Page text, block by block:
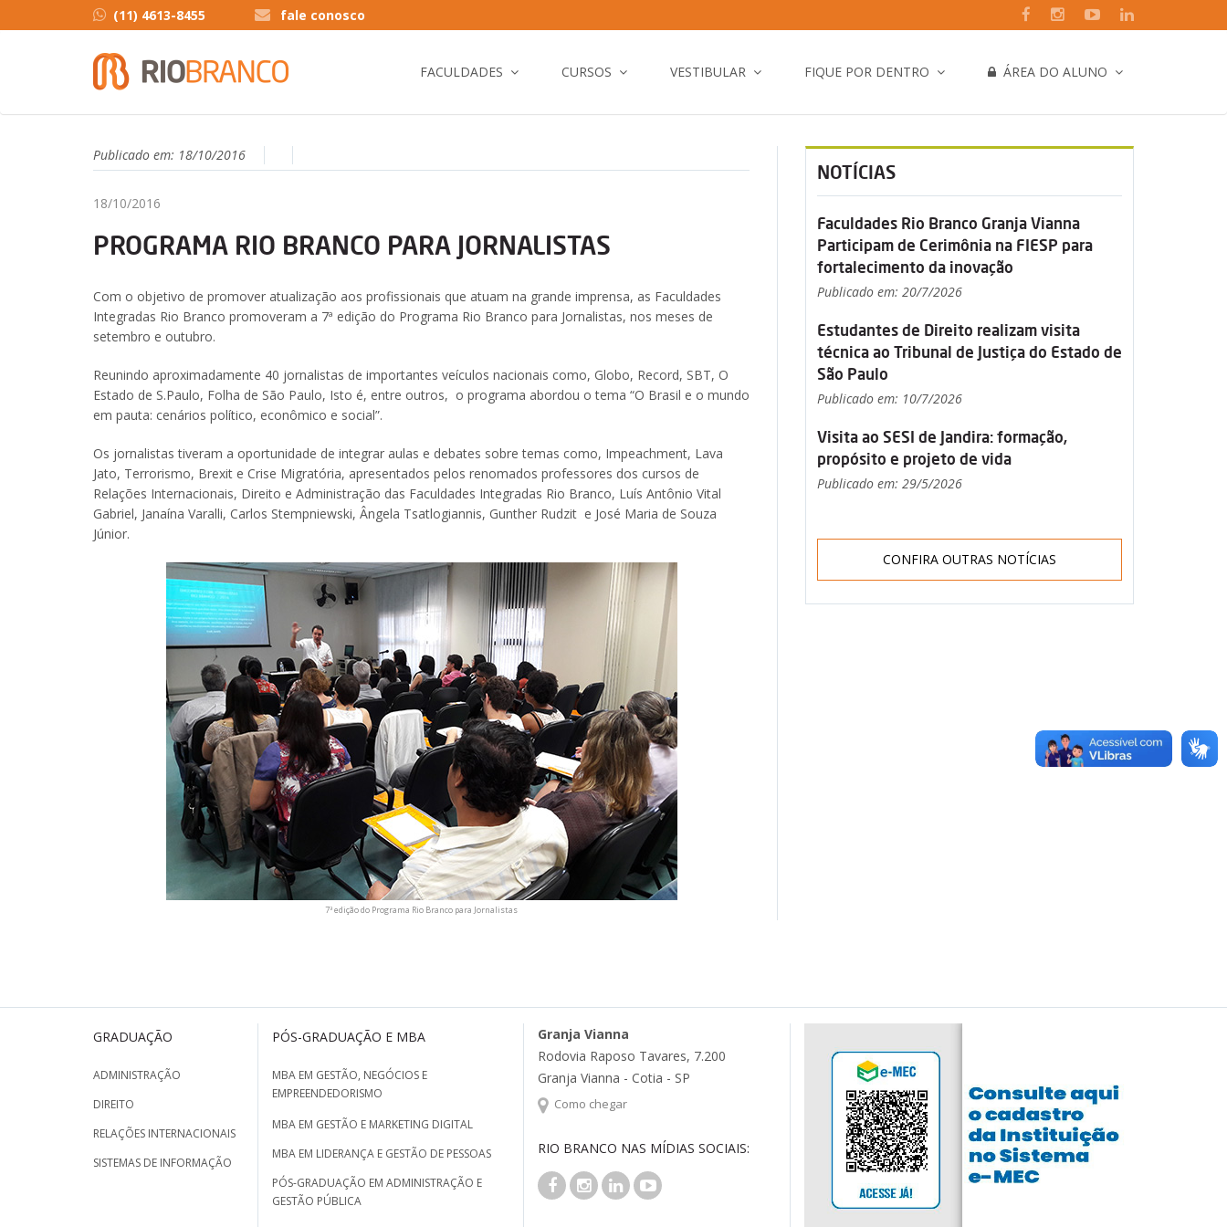
(11) 4613-8455 fale conosco
FACULDADES CURSOS VESTIBULAR FIQUE POR DENTRO ÁREA DO ALUNO
Publicado em: 18/10/2016
18/10/2016
PROGRAMA RIO BRANCO PARA JORNALISTAS
Com o objetivo de promover atualização aos profissionais que atuam na grande imprensa, as Faculdades
Integradas Rio Branco promoveram a 7ª edição do Programa Rio Branco para Jornalistas, nos meses de
setembro e outubro.
Reunindo aproximadamente 40 jornalistas de importantes veículos nacionais como, Globo, Record, SBT, O
Estado de S.Paulo, Folha de São Paulo, Isto é, entre outros, o programa abordou o tema “O Brasil e o mundo
em pauta: cenários político, econômico e social”.
Os jornalistas tiveram a oportunidade de integrar aulas e debates sobre temas como, Impeachment, Lava
Jato, Terrorismo, Brexit e Crise Migratória, apresentados pelos renomados professores dos cursos de
Relações Internacionais, Direito e Administração das Faculdades Integradas Rio Branco, Luís Antônio Vital
Gabriel, Janaína Varalli, Carlos Stempniewski, Ângela Tsatlogiannis, Gunther Rudzit e José Maria de Souza
Júnior.
7ª edição do Programa Rio Branco para Jornalistas
NOTÍCIAS
Faculdades Rio Branco Granja Vianna
Participam de Cerimônia na FIESP para
fortalecimento da inovação
Publicado em: 20/7/2026
Estudantes de Direito realizam visita
técnica ao Tribunal de Justiça do Estado de
São Paulo
Publicado em: 10/7/2026
Visita ao SESI de Jandira: formação,
propósito e projeto de vida
Publicado em: 29/5/2026
CONFIRA OUTRAS NOTÍCIAS
GRADUAÇÃO
ADMINISTRAÇÃO
DIREITO
RELAÇÕES INTERNACIONAIS
SISTEMAS DE INFORMAÇÃO
PÓS-GRADUAÇÃO E MBA
MBA EM GESTÃO, NEGÓCIOS E
EMPREENDEDORISMO
MBA EM GESTÃO E MARKETING DIGITAL
MBA EM LIDERANÇA E GESTÃO DE PESSOAS
PÓS-GRADUAÇÃO EM ADMINISTRAÇÃO E
GESTÃO PÚBLICA
Granja Vianna
Rodovia Raposo Tavares, 7.200
Granja Vianna - Cotia - SP
Como chegar
RIO BRANCO NAS MÍDIAS SOCIAIS: